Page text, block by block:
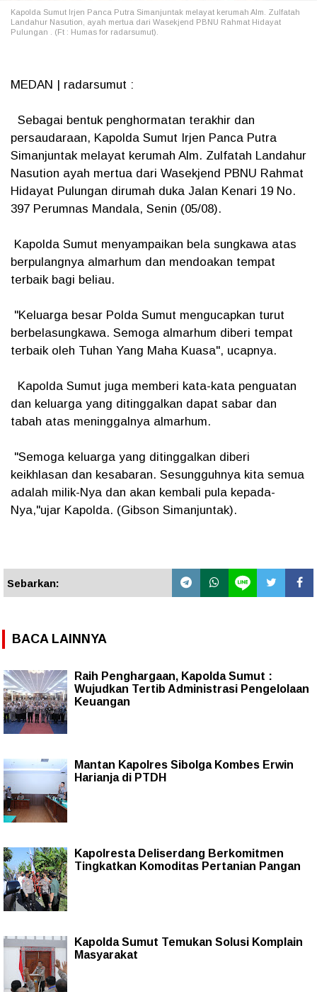
Kapolda Sumut Irjen Panca Putra Simanjuntak melayat kerumah Alm. Zulfatah
Landahur Nasution, ayah mertua dari Wasekjend PBNU Rahmat Hidayat
Pulungan . (Ft : Humas for radarsumut).
MEDAN | radarsumut :
Sebagai bentuk penghormatan terakhir dan
persaudaraan, Kapolda Sumut Irjen Panca Putra
Simanjuntak melayat kerumah Alm. Zulfatah Landahur
Nasution ayah mertua dari Wasekjend PBNU Rahmat
Hidayat Pulungan dirumah duka Jalan Kenari 19 No.
397 Perumnas Mandala, Senin (05/08).
Kapolda Sumut menyampaikan bela sungkawa atas
berpulangnya almarhum dan mendoakan tempat
terbaik bagi beliau.
"Keluarga besar Polda Sumut mengucapkan turut
berbelasungkawa. Semoga almarhum diberi tempat
terbaik oleh Tuhan Yang Maha Kuasa", ucapnya.
Kapolda Sumut juga memberi kata-kata penguatan
dan keluarga yang ditinggalkan dapat sabar dan
tabah atas meninggalnya almarhum.
"Semoga keluarga yang ditinggalkan diberi
keikhlasan dan kesabaran. Sesungguhnya kita semua
adalah milik-Nya dan akan kembali pula kepada-
Nya,"ujar Kapolda. (Gibson Simanjuntak).
Sebarkan:
BACA LAINNYA
Raih Penghargaan, Kapolda Sumut :
Wujudkan Tertib Administrasi Pengelolaan
Keuangan
Mantan Kapolres Sibolga Kombes Erwin
Harianja di PTDH
Kapolresta Deliserdang Berkomitmen
Tingkatkan Komoditas Pertanian Pangan
Kapolda Sumut Temukan Solusi Komplain
Masyarakat